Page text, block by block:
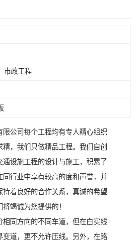
市政工程
限公司每个工程均有专人精心组织
，我们只做精品工程。我们自创
通设施工程的设计与施工，积累了
同行业中享有较高的度和声誉，并
持着良好的合作关系，真诚的希望
将竭诚为您提供的！
相同方向的不同车道，但在白实线
变道，更不允许压线。另外，在路